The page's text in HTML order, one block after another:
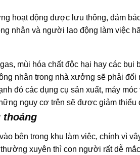
hoạt động được lưu thông, đảm
nhân và người lao động làm việc
mùi hóa chất độc hại hay các
nhân trong nhà xưởng sẽ phải
đó các dụng cụ sản xuất, máy
nguy cơ trên sẽ được giảm thiểu
thoáng
bên trong khu làm việc, chính vì
xuyên thì con người rất dễ